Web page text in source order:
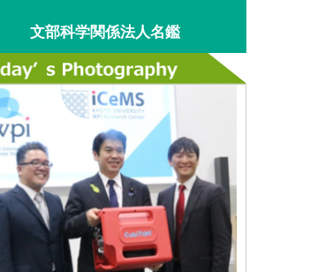
文部科学関係法人名鑑